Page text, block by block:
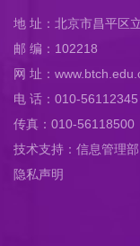
地 址：北京市昌平区
邮 编：102218
网 址：
电 话：010-56112345
传真：010-56118500
技术支持：信息管理部
隐私声明